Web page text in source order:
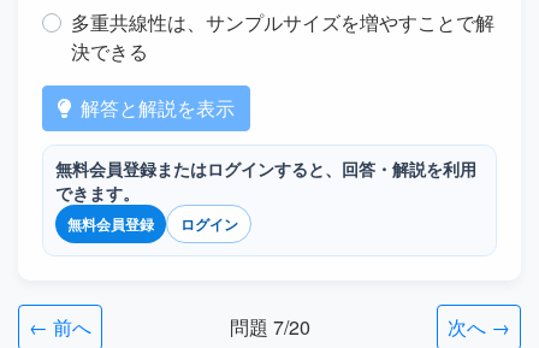
多重共線性は、サンプルサイズを増やすことで解
決できる
解答と解説を表示
無料会員登録またはログインすると、回答・解説を利用
できます。
無料会員登録 ログイン
← 前へ 問題 7/20 次へ →